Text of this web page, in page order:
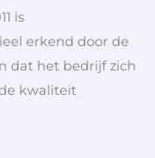
is
erkend door de
dat het bedrijf zich
kwaliteit